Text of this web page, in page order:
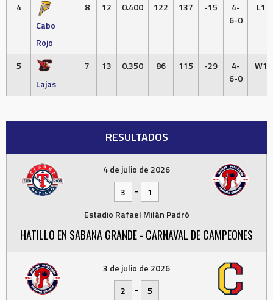
4
Cabo
Rojo
8 12 0.400 122 137 -15
4-
6-0
L1
5
Lajas
7 13 0.350 86 115 -29
4-
6-0
W1
RESULTADOS
4 de julio de 2026
3
-
1
Estadio Rafael Milán Padró
HATILLO EN SABANA GRANDE - CARNAVAL DE CAMPEONES
3 de julio de 2026
2
-
5